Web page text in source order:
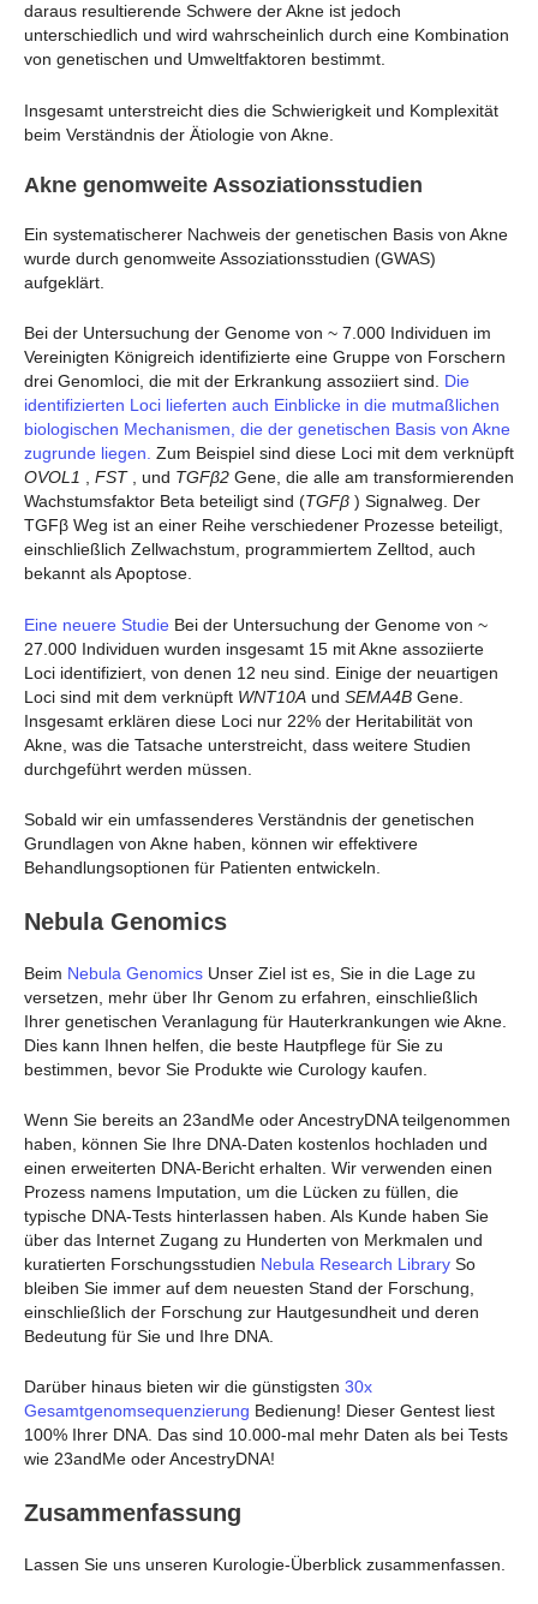
daraus resultierende Schwere der Akne ist jedoch
unterschiedlich und wird wahrscheinlich durch eine Kombination
von genetischen und Umweltfaktoren bestimmt.
Insgesamt unterstreicht dies die Schwierigkeit und Komplexität
beim Verständnis der Ätiologie von Akne.
Akne genomweite Assoziationsstudien
Ein systematischerer Nachweis der genetischen Basis von Akne
wurde durch genomweite Assoziationsstudien (GWAS)
aufgeklärt.
Bei der Untersuchung der Genome von ~ 7.000 Individuen im
Vereinigten Königreich identifizierte eine Gruppe von Forschern
drei Genomloci, die mit der Erkrankung assoziiert sind. Die
identifizierten Loci lieferten auch Einblicke in die mutmaßlichen
biologischen Mechanismen, die der genetischen Basis von Akne
zugrunde liegen. Zum Beispiel sind diese Loci mit dem verknüpft
OVOL1 , FST, und TGFβ2 Gene, die alle am transformierenden
Wachstumsfaktor Beta beteiligt sind (TGFβ ) Signalweg. Der
TGFβ Weg ist an einer Reihe verschiedener Prozesse beteiligt,
einschließlich Zellwachstum, programmiertem Zelltod, auch
bekannt als Apoptose.
Eine neuere Studie Bei der Untersuchung der Genome von ~
27.000 Individuen wurden insgesamt 15 mit Akne assoziierte
Loci identifiziert, von denen 12 neu sind. Einige der neuartigen
Loci sind mit dem verknüpft WNT10A und SEMA4B Gene.
Insgesamt erklären diese Loci nur 22% der Heritabilität von
Akne, was die Tatsache unterstreicht, dass weitere Studien
durchgeführt werden müssen.
Sobald wir ein umfassenderes Verständnis der genetischen
Grundlagen von Akne haben, können wir effektivere
Behandlungsoptionen für Patienten entwickeln.
Nebula Genomics
Beim Nebula Genomics Unser Ziel ist es, Sie in die Lage zu
versetzen, mehr über Ihr Genom zu erfahren, einschließlich
Ihrer genetischen Veranlagung für Hauterkrankungen wie Akne.
Dies kann Ihnen helfen, die beste Hautpflege für Sie zu
bestimmen, bevor Sie Produkte wie Curology kaufen.
Wenn Sie bereits an 23andMe oder AncestryDNA teilgenommen
haben, können Sie Ihre DNA-Daten kostenlos hochladen und
einen erweiterten DNA-Bericht erhalten. Wir verwenden einen
Prozess namens Imputation, um die Lücken zu füllen, die
typische DNA-Tests hinterlassen haben. Als Kunde haben Sie
über das Internet Zugang zu Hunderten von Merkmalen und
kuratierten Forschungsstudien Nebula Research Library So
bleiben Sie immer auf dem neuesten Stand der Forschung,
einschließlich der Forschung zur Hautgesundheit und deren
Bedeutung für Sie und Ihre DNA.
Darüber hinaus bieten wir die günstigsten 30x
Gesamtgenomsequenzierung Bedienung! Dieser Gentest liest
100% Ihrer DNA. Das sind 10.000-mal mehr Daten als bei Tests
wie 23andMe oder AncestryDNA!
Zusammenfassung
Lassen Sie uns unseren Kurologie-Überblick zusammenfassen.